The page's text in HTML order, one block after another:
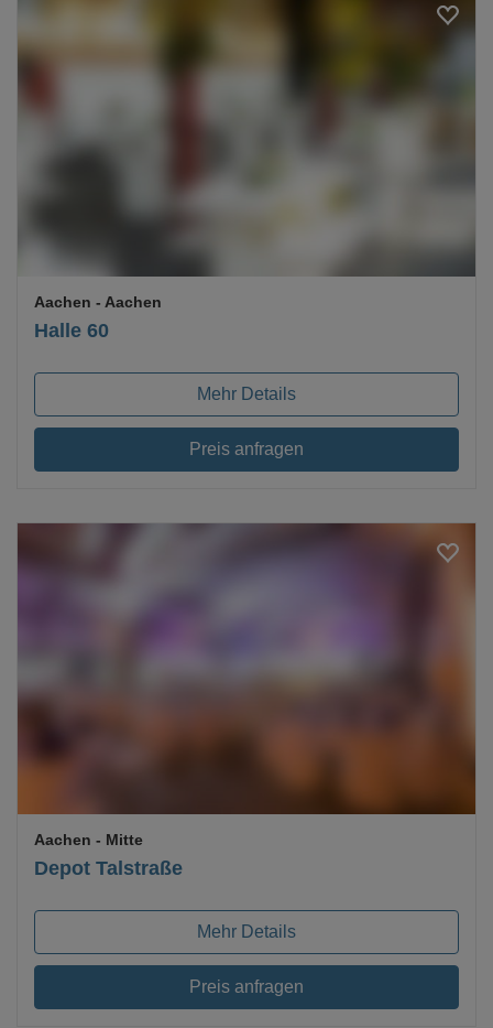
Halle 60
Aachen - Aachen
Mehr Details
Preis anfragen
Depot Talstraße
Aachen - Mitte
Mehr Details
Preis anfragen